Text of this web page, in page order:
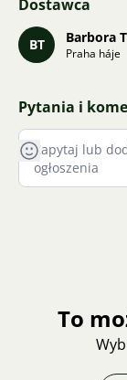
Dostawca
BT Barbora
Praha háje
Pytania i
To